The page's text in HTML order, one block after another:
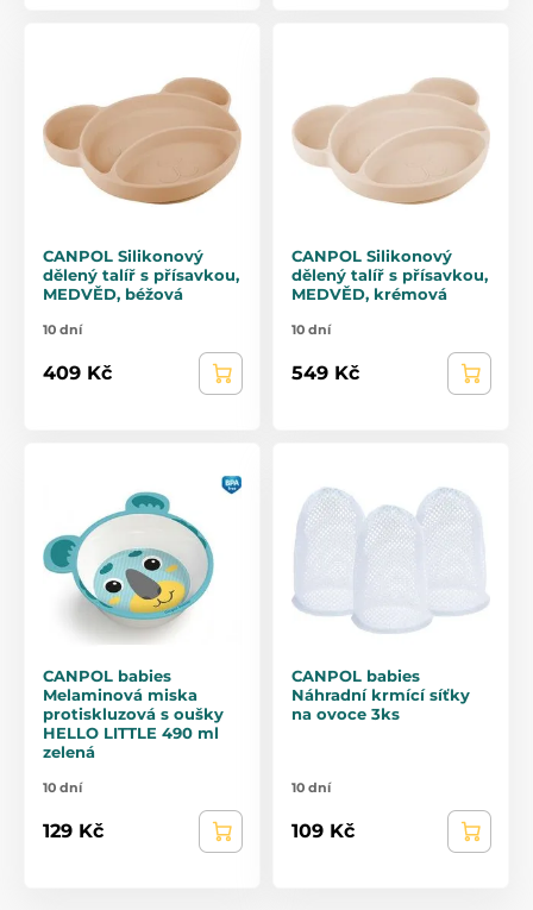
CANPOL Silikonový
dělený talíř s přísavkou,
MEDVĚD, béžová
10 dní
409 Kč
CANPOL Silikonový
dělený talíř s přísavkou,
MEDVĚD, krémová
10 dní
549 Kč
CANPOL babies
Melaminová miska
protiskluzová s oušky
HELLO LITTLE 490 ml
zelená
10 dní
129 Kč
CANPOL babies
Náhradní krmící síťky
na ovoce 3ks
10 dní
109 Kč